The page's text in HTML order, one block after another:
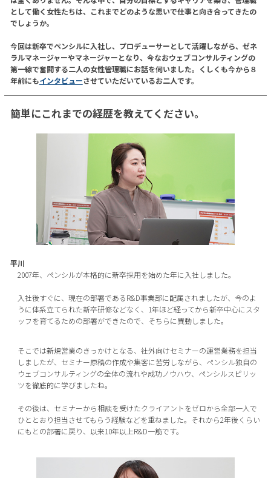
として働く女性たちは、これまでどのような思いで仕事と向き合ってきたの
でしょうか。
今回は新卒でペンシルに入社し、プロデューサーとして活躍しながら、ゼネ
ラルマネージャーやマネージャーとなり、今なおウェブコンサルティングの
第一線で奮闘する二人の女性管理職にお話を伺いました。くしくも今から８
年前にもインタビューさせていただいているお二人です。
簡単にこれまでの経歴を教えてください。
平川
2007年、ペンシルが本格的に新卒採用を始めた年に入社しました。
入社後すぐに、現在の部署であるR&D事業部に配属されましたが、今のよ
うに体系立てられた新卒研修などなく、1年ほど経ってから新卒中心にスタ
ッフを育てるための部署ができたので、そちらに異動しました。
そこでは新規営業のきっかけとなる、社外向けセミナーの運営業務を担当
しましたが、セミナー原稿の作成や集客に苦労しながら、ペンシル独自の
ウェブコンサルティングの全体の流れや成功ノウハウ、ペンシルスピリッ
ツを徹底的に学びましたね。
その後は、セミナーから相談を受けたクライアントをゼロから全部一人で
ひととおり担当させてもらう経験などを重ねました。それから2年後くらい
にもとの部署に戻り、以来10年以上R&D一筋です。